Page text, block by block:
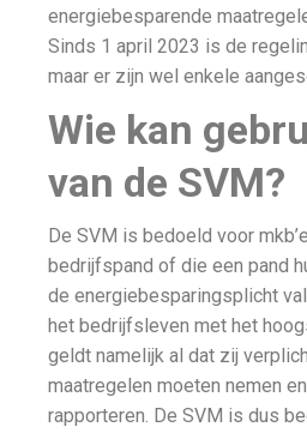
energiebesparende
Sinds 1 april 2023 is de
maar er zijn wel enkele
Wie kan
van de SVM?
De SVM is bedoeld voor
bedrijfspand of die een pand
de energiebesparingsplicht
het bedrijfsleven met het
geldt namelijk al dat zij
maatregelen moeten nemen
rapporteren. De SVM is dus